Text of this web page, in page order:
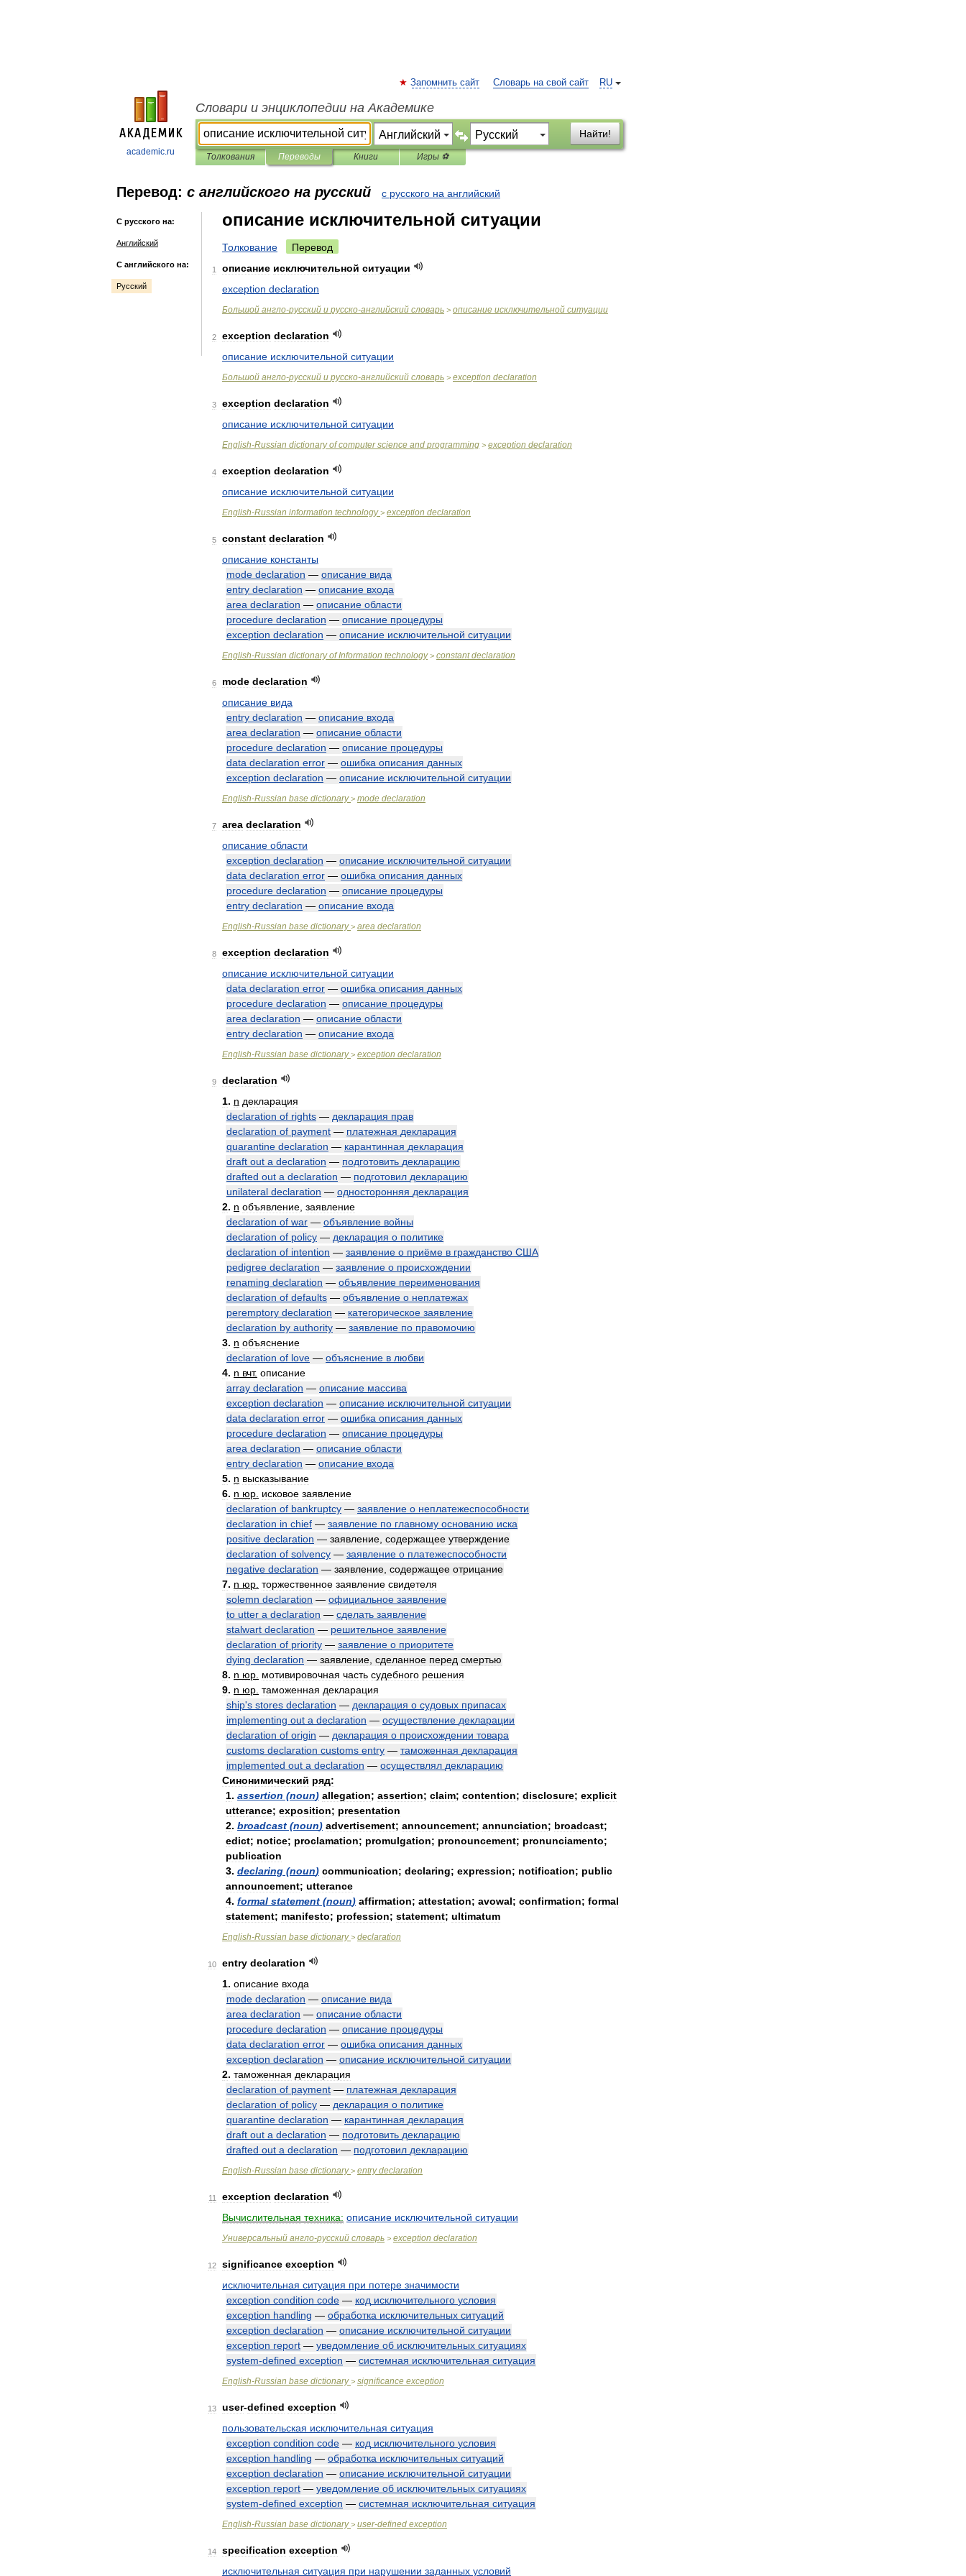
academic.ru
RU
Запомнить сайт Словарь на свой сайт
Словари и энциклопедии на Академике
Найти!
Толкования Переводы Книги Игры ⚽
Перевод: с английского на русский с русского на английский
С русского на:
Английский
С английского на:
Русский
описание исключительной ситуации
Толкование Перевод
1 описание исключительной ситуации
exception declaration
Большой англо-русский и русско-английский словарь > описание исключительной ситуации
2 exception declaration
описание исключительной ситуации
Большой англо-русский и русско-английский словарь > exception declaration
3 exception declaration
описание исключительной ситуации
English-Russian dictionary of computer science and programming > exception declaration
4 exception declaration
описание исключительной ситуации
English-Russian information technology > exception declaration
5 constant declaration
описание константы
mode declaration — описание вида
entry declaration — описание входа
area declaration — описание области
procedure declaration — описание процедуры
exception declaration — описание исключительной ситуации
English-Russian dictionary of Information technology> constant declaration
6 mode declaration
описание вида
entry declaration — описание входа
area declaration — описание области
procedure declaration — описание процедуры
data declaration error — ошибка описания данных
exception declaration — описание исключительной ситуации
English-Russian base dictionary > mode declaration
7 area declaration
описание области
exception declaration — описание исключительной ситуации
data declaration error — ошибка описания данных
procedure declaration — описание процедуры
entry declaration — описание входа
English-Russian base dictionary > area declaration
8 exception declaration
описание исключительной ситуации
data declaration error — ошибка описания данных
procedure declaration — описание процедуры
area declaration — описание области
entry declaration — описание входа
English-Russian base dictionary > exception declaration
9
declaration
1. n декларация
declaration of rights — декларация прав
declaration of payment — платежная декларация
quarantine declaration — карантинная декларация
draft out a declaration — подготовить декларацию
drafted out a declaration — подготовил декларацию
unilateral declaration — односторонняя декларация
2. n объявление заявление
declaration of war — объявление войны
declaration of policy — декларация о политике
declaration of intention — заявление о приёме в гражданство США
pedigree declaration — заявление о происхождении
renaming declaration — объявление переименования
declaration of defaults — объявление о неплатежах
peremptory declaration — категорическое заявление
declaration by authority — заявление по правомочию
3. n объяснение
declaration of love — объяснение в любви
4. n вчт. описание
array declaration — описание массива
exception declaration — описание исключительной ситуации
data declaration error — ошибка описания данных
procedure declaration — описание процедуры
area declaration — описание области
entry declaration — описание входа
5. n высказывание
6. n юр исковое заявление
declaration of bankruptcy — заявление о неплатежеспособности
declaration in chief — заявление по главному основанию иска
positive declaration — заявление содержащее утверждение
declaration of solvency — заявление о платежеспособности
negative declaration — заявление содержащее отрицание
7. n юр торжественное заявление свидетеля
solemn declaration — официальное заявление
to utter a declaration — сделать заявление
stalwart declaration — решительное заявление
declaration of priority — заявление о приоритете
dying declaration — заявление сделанное перед смертью
8. n юр мотивировочная часть судебного решения
9. n юр таможенная декларация
ship's stores declaration — декларация о судовых припасах
implementing out a declaration — осуществление декларации
declaration of origin — декларация о происхождении товара
customs declaration customs entry — таможенная декларация
implemented out a declaration — осуществлял декларацию
Синонимический ряд:
1. assertion (noun) allegation; assertion; claim; contention; disclosure; explicit
utterance; exposition; presentation
2. broadcast (noun) advertisement; announcement; annunciation; broadcast;
edict; notice; proclamation; promulgation; pronouncement; pronunciamento;
publication
3. declaring (noun) communication; declaring; expression; notification; public
announcement; utterance
4. formal statement (noun) affirmation; attestation; avowal; confirmation; formal
statement; manifesto; profession; statement; ultimatum
English-Russian base dictionary > declaration
10 entry declaration
1. описание входа
mode declaration — описание вида
area declaration — описание области
procedure declaration — описание процедуры
data declaration error — ошибка описания данных
exception declaration — описание исключительной ситуации
2. таможенная декларация
declaration of payment — платежная декларация
declaration of policy — декларация о политике
quarantine declaration — карантинная декларация
draft out a declaration — подготовить декларацию
drafted out a declaration — подготовил декларацию
English-Russian base dictionary > entry declaration
11 exception declaration
Вычислительная техника: описание исключительной ситуации
Универсальный англо-русский словарь > exception declaration
12 significance exception
исключительная ситуация при потере значимости
exception condition code — код исключительного условия
exception handling — обработка исключительных ситуаций
exception declaration — описание исключительной ситуации
exception report — уведомление об исключительных ситуациях
system-defined exception — системная исключительная ситуация
English-Russian base dictionary > significance exception
13 user-defined exception
пользовательская исключительная ситуация
exception condition code — код исключительного условия
exception handling — обработка исключительных ситуаций
exception declaration — описание исключительной ситуации
exception report — уведомление об исключительных ситуациях
system-defined exception — системная исключительная ситуация
English-Russian base dictionary > user-defined exception
14 specification exception
исключительная ситуация при нарушении заданных условий